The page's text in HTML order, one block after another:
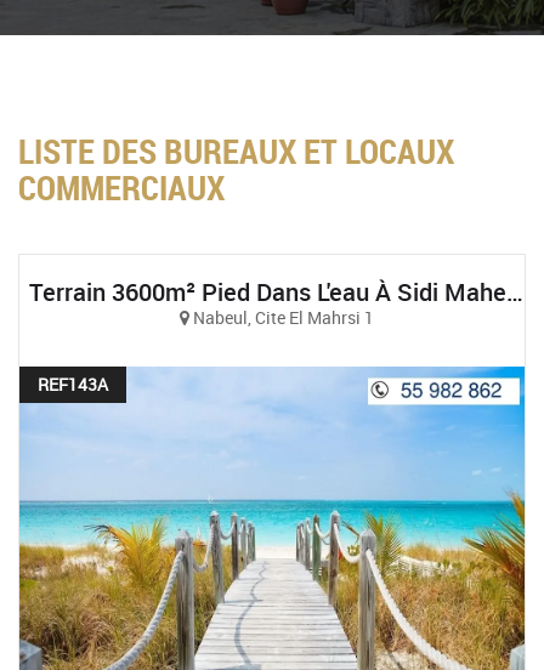
LISTE DES BUREAUX ET LOCAUX
COMMERCIAUX
Terrain 3600m² Pied Dans L'eau À Sidi Mahersi, Nabeul
Nabeul, Cite El Mahrsi 1
REF143A